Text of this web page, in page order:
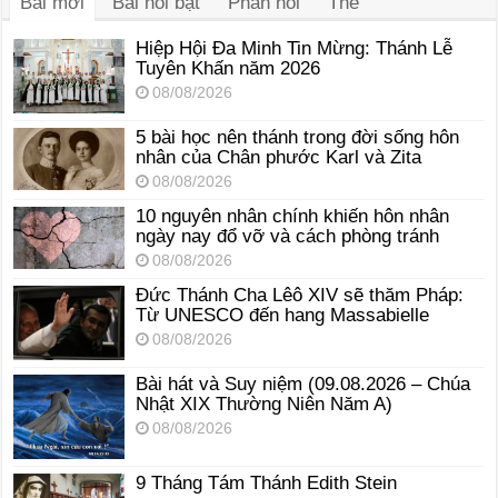
Hiệp Hội Đa Minh Tin Mừng: Thánh Lễ
Tuyên Khấn năm 2026
08/08/2026
5 bài học nên thánh trong đời sống hôn
nhân của Chân phước Karl và Zita
08/08/2026
10 nguyên nhân chính khiến hôn nhân
ngày nay đổ vỡ và cách phòng tránh
08/08/2026
Đức Thánh Cha Lêô XIV sẽ thăm Pháp:
Từ UNESCO đến hang Massabielle
08/08/2026
Bài hát và Suy niệm (09.08.2026 – Chúa
Nhật XIX Thường Niên Năm A)
08/08/2026
9 Tháng Tám Thánh Edith Stein